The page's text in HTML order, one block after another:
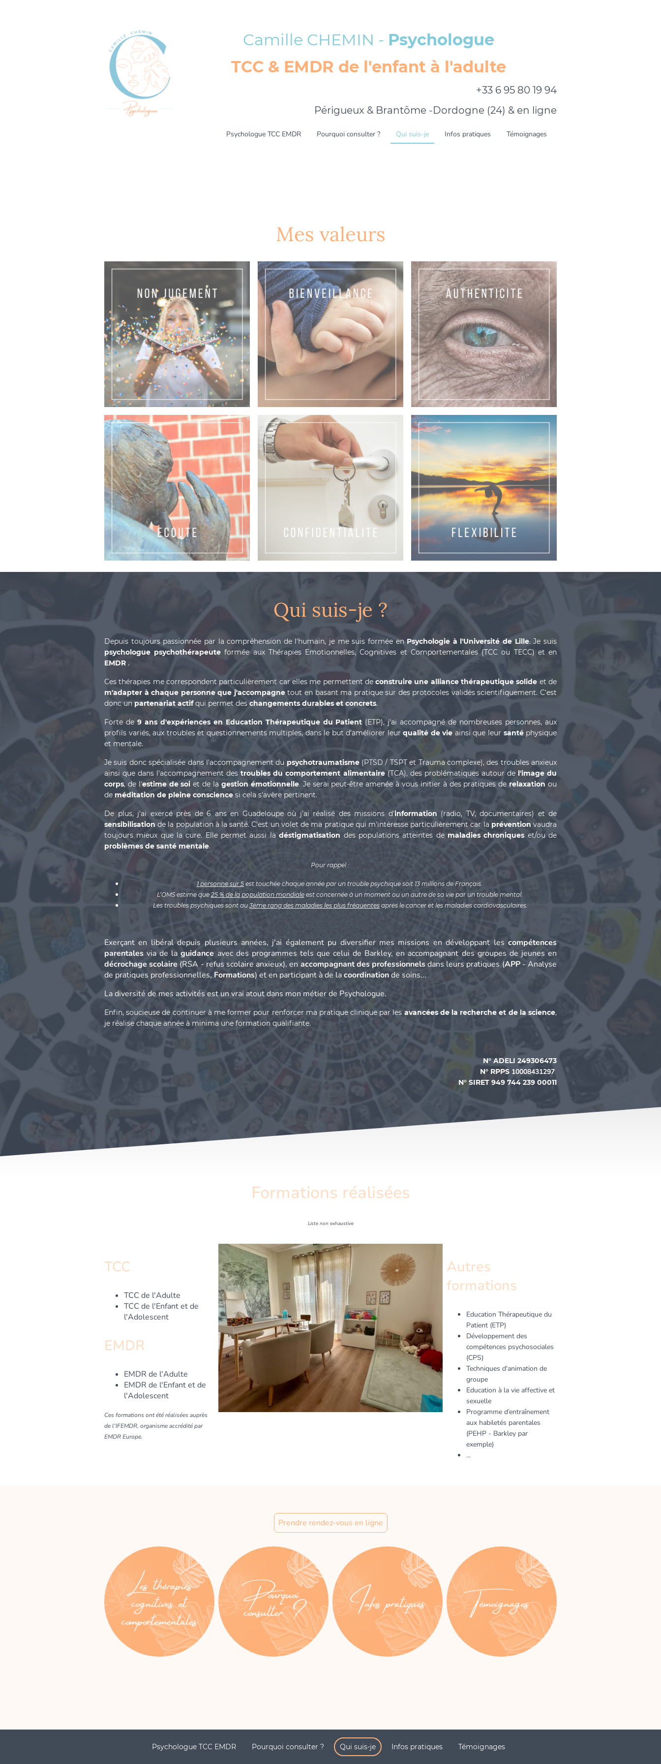
Camille CHEMIN - Psychologue
TCC & EMDR de l'enfant à l'adulte
+33 6 95 80 19 94
Périgueux & Brantôme -Dordogne (24) & en ligne
Psychologue TCC EMDR Pourquoi consulter ? Qui suis-je Infos pratiques Témoignages
Mes valeurs
Qui suis-je ?
Depuis toujours passionnée par la compréhension de l'humain, je me suis formée enPsychologie à l'Université de Lille. Je suis
psychologue psychothérapeute formée aux Thérapies Emotionnelles, Cognitives et Comportementales (TCC ou TECC) et en
EMDR .
Ces thérapies me correspondent particulièrement car elles me permettent deconstruire une alliance thérapeutique solide et de
m'adapter à chaque personne que j'accompagnetout en basant ma pratique sur des protocoles validés scientifiquement. C'est
donc un partenariat actifqui permet deschangements durables et concrets.
Forte de 9 ans d'expériences en Education Thérapeutique du Patient (ETP), j'ai accompagné de nombreuses personnes, aux
profils variés, aux troubles et questionnements multiples, dans le but d'améliorer leurqualité de vie ainsi que leur santé physique
et mentale.
Je suis donc spécialisée dans l'accompagnement du psychotraumatisme(PTSD / TSPT et Trauma complexe), des troubles anxieux
ainsi que dans l'accompagnement destroubles du comportement alimentaire(TCA), des problématiques autour de l'image du
corps, de l'estime de soi et de la gestion émotionnelle. Je serai peut-être amenée à vous initier à des pratiques de relaxationou
de méditation de pleine conscience si cela s'avère pertinent.
De plus, j'ai exercé près de 6 ans en Guadeloupe où j'ai réalisé des missions d'information (radio, TV, documentaires) et de
sensibilisation de la population à la santé. C'est un volet de ma pratique qui m'intéresse particulièrement car la préventionvaudra
toujours mieux que la cure. Elle permet aussi ladéstigmatisation des populations atteintes de maladies chroniques et/ou de
problèmes de santé mentale.
Pour rappel :
1 personne sur 5 est touchée chaque année par un trouble psychique soit 13 millions de Français.
L’OMS estime que 25 % de la population mondialeest concernée à un moment ou un autre de sa vie par un trouble mental.
Les troubles psychiques sont au 3ème rang des maladies les plus fréquentes après le cancer et les maladies cardiovasculaires.
Exerçant en libéral depuis plusieurs années, j'ai également pu diversifier mes missions en développant les compétences
parentales via de laguidance avec des programmes tels que celui de Barkley, en accompagnant des groupes de jeunes en
décrochage scolaire (RSA - refus scolaire anxieux), en accompagnant des professionnelsdans leurs pratiques (APP- Analyse
de pratiques professionnelles, Formations) et en participant à de lacoordinationde soins...
La diversité de mes activités est un vrai atout dans mon métier de Psychologue.
Enfin, soucieuse de continuer à me former pour renforcer ma pratique clinique par les avancées de la recherche et de la science,
je réalise chaque année à minima une formation qualifiante.
N° ADELI 249306473
N° RPPS 10008431297
N° SIRET 949 744 239 00011
Formations réalisées
Liste non exhaustive
TCC
TCC de l'Adulte
TCC de l'Enfant et de
l'Adolescent
EMDR
EMDR de l'Adulte
EMDR de l'Enfant et de
l'Adolescent
Ces formations ont été réalisées auprès
de l'IFEMDR, organisme accrédité par
EMDR Europe.
Autres
formations
Education Thérapeutique du
Patient (ETP)
Développement des
compétences psychosociales
(CPS)
Techniques d'animation de
groupe
Education à la vie affective et
sexuelle
Programme d’entraînement
aux habiletés parentales
(PEHP - Barkley par
exemple)
...
Prendre rendez-vous en ligne
Psychologue TCC EMDR Pourquoi consulter ? Qui suis-je Infos pratiques Témoignages